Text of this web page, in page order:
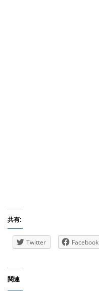
共有:
Twitter Facebook
関連